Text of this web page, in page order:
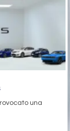
una